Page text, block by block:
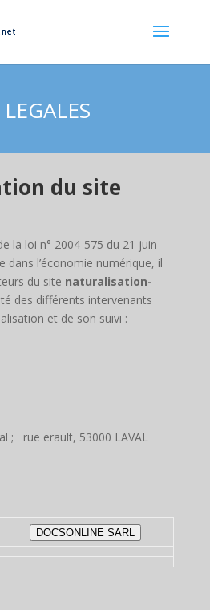
du site
la loi n° 2004-575 du 21 juin
dans l’économie numérique, il
du site naturalisation-
des différents intervenants
et de son suivi :
; rue erault, 53000 LAVAL
DOCSONLINE SARL